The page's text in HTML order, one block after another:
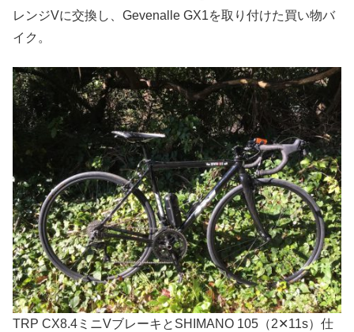
レンジVに交換し、Gevenalle GX1を取り付けた買い物バ
イク。
TRP CX8.4ミニVブレーキとSHIMANO 105（2✕11s）仕